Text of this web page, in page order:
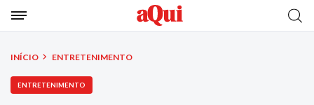
INÍCIO ENTRETENIMENTO
ENTRETENIMENTO